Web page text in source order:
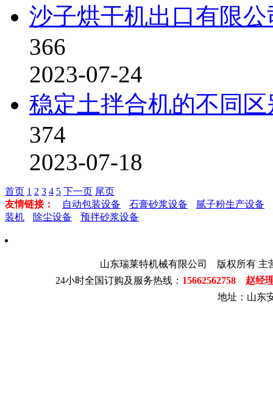
沙子烘干机出口有限公
366
2023-07-24
稳定土拌合机的不同区
374
2023-07-18
首页 1 2 3 4 5 下一页 尾页
友情链接：
自动包装设备 石膏砂浆设备
腻子粉生产设备
装机
除尘设备 预拌砂浆设备
山东瑞莱特机械有限公司 版权所有 主
24小时全国订购及服务热线： 15662562758 赵经
地址：山东